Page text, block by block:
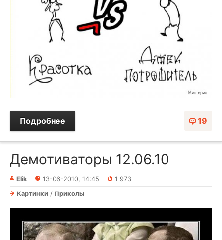
19
Подробнее
Демотиваторы 12.06.10
Elik 13-06-2010, 14:45
1 973
Картинки / Приколы